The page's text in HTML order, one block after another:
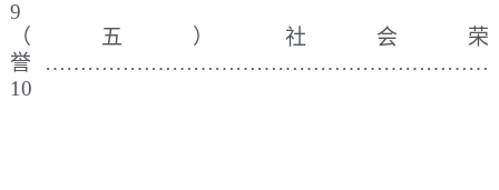
9
（五）社会荣
誉 ………………………………………………………
10